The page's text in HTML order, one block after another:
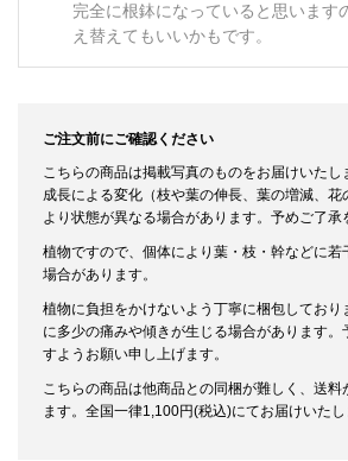
完全に根鉢になっていると思います
え替えてもいいかもです。
ご注文前にご確認ください
こちらの商品は掲載写真のものをお届けいた
成長による変化（枝や葉の伸長、葉の増減、花
より状態が異なる場合があります。予めご了承
植物ですので、個体により葉・枝・幹などに若
場合があります。
植物に負担をかけないよう丁寧に梱包しており
に多少の痛みや傾きが生じる場合があります。
すようお願い申し上げます。
こちらの商品は他商品との同梱が難しく、送料
ます。全国一律1,100円(税込)にてお届けいたし